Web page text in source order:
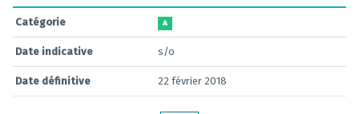
Catégorie A
Date indicative s/o
Date définitive 22 février 2018